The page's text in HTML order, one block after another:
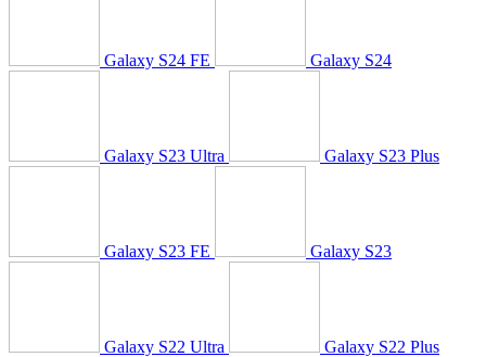
Galaxy S24 FE Galaxy S24
Galaxy S23 Ultra Galaxy S23 Plus
Galaxy S23 FE Galaxy S23
Galaxy S22 Ultra Galaxy S22 Plus